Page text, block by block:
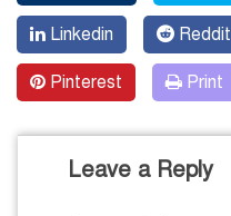
Linkedin Reddit
Pinterest Print
Leave a Reply